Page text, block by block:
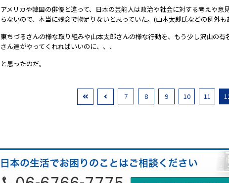
アメリカや韓国の俳優と違って、日本の芸能人は政治や社会に対する考えや意
らないので、本当に残念で物足りないと思っていた。(山本太郎氏などの例外も
東ちづるさんの様な取り組みや山本太郎さんの様な行動を、もう少し沢山の
さん達がやってくれればいいのに、、、
と思ったのだ。
7 8 9 10 11